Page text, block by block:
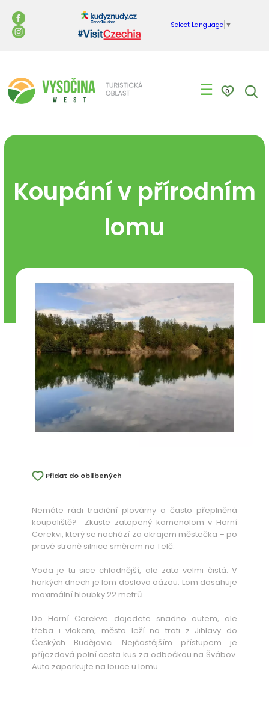
Select Language ▼
☰ 0
Koupání v přírodním
lomu
Přidat do oblíbených
Nemáte rádi tradiční plovárny a často přeplněná
koupaliště? Zkuste zatopený kamenolom v Horní
Cerekvi, který se nachází za okrajem městečka – po
pravé straně silnice směrem na Telč.
Voda je tu sice chladnější, ale zato velmi čistá. V
horkých dnech je lom doslova oázou. Lom dosahuje
maximální hloubky 22 metrů.
Do Horní Cerekve dojedete snadno autem, ale
třeba i vlakem, město leží na trati z Jihlavy do
Českých Budějovic. Nejčastějším přístupem je
příjezdová polní cesta kus za odbočkou na Švábov.
Auto zaparkujte na louce u lomu.